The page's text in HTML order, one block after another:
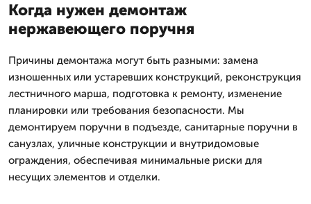
Когда нужен демонтаж
нержавеющего поручня
Причины демонтажа могут быть разными: замена
изношенных или устаревших конструкций, реконструкция
лестничного марша, подготовка к ремонту, изменение
планировки или требования безопасности. Мы
демонтируем поручни в подъезде, санитарные поручни в
санузлах, уличные конструкции и внутридомовые
ограждения, обеспечивая минимальные риски для
несущих элементов и отделки.